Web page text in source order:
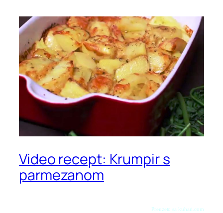
Video recept: Krumpir s
parmezanom
Preuzeto sa kuhari.com